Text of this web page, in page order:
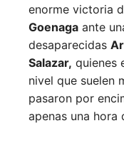
enorme victoria
Goenaga ante
desaparecidas
Salazar, quienes
nivel que suelen
pasaron por
apenas una hora